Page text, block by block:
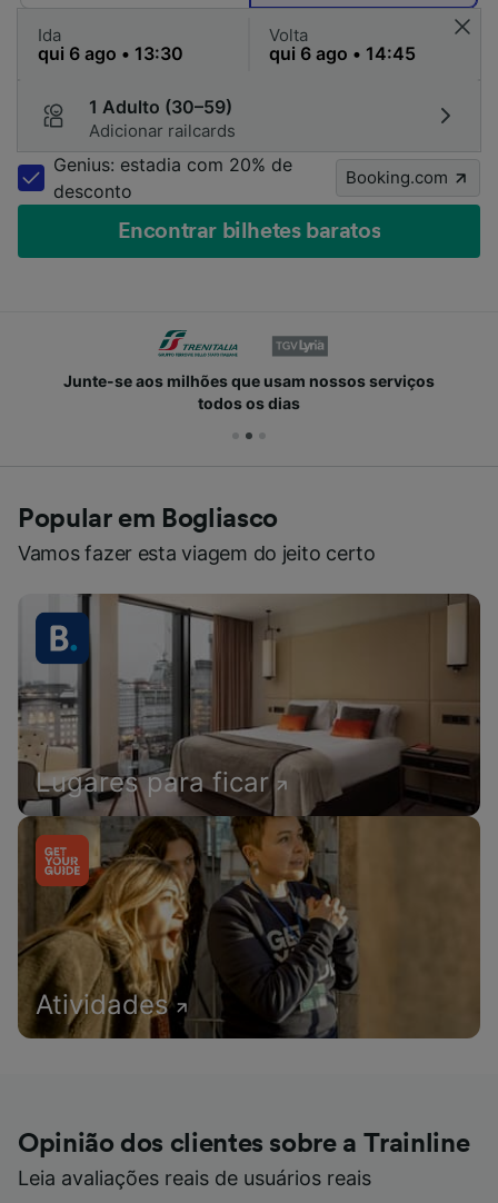
Ida Volta
1 Adulto (30–59)
Adicionar railcards
Genius: estadia com 20% de
desconto
Booking.com
Encontrar bilhetes baratos
Junte-se aos milhões que usam nossos serviços
todos os dias
Popular em Bogliasco
Vamos fazer esta viagem do jeito certo
Lugares para ficar
Atividades
Opinião dos clientes sobre a Trainline
Leia avaliações reais de usuários reais